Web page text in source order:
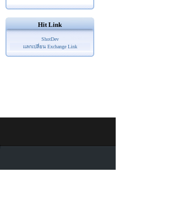
Hit Link
ShotDev
แลกเปลี่ยน Exchange Link